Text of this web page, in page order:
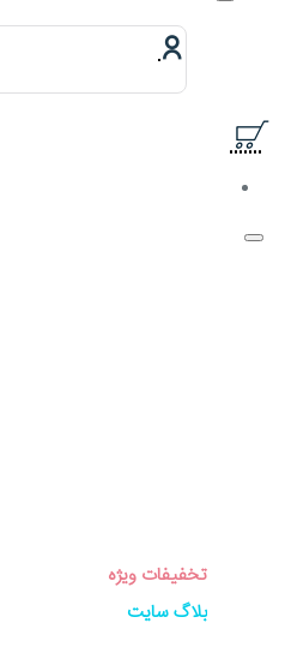
تخفیفات ویژه
بلاگ سایت